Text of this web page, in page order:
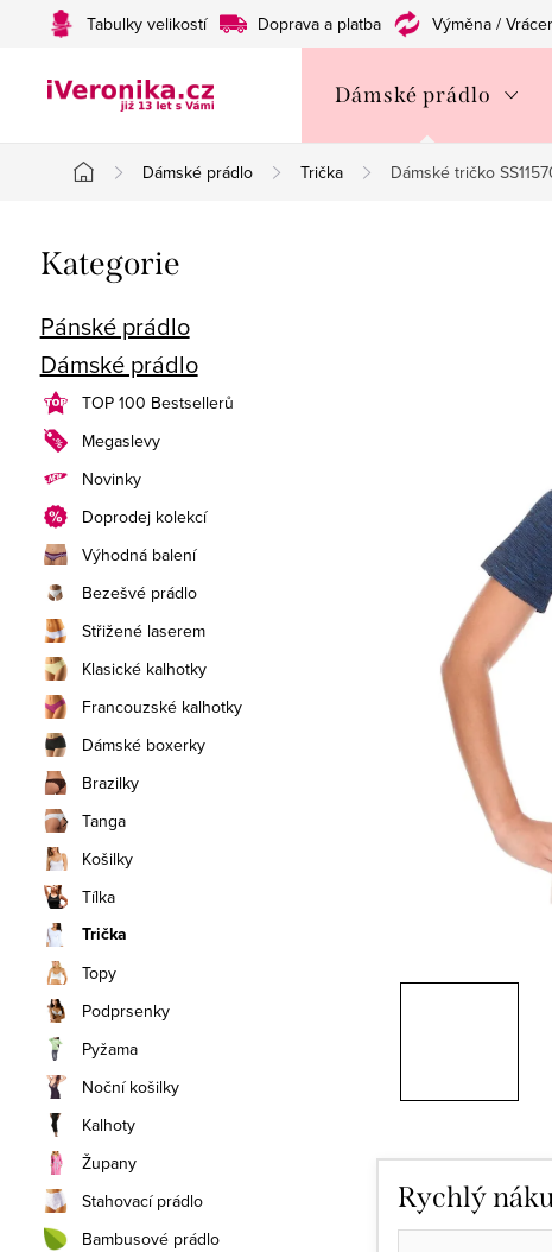
Tabulky velikostí Doprava a platba Výměna /
Dámské prádlo
Domů
Dámské prádlo Trička Dámské tričko
o
s
t
r
a
n
n
í
p
a
n
e
l
Přeskočit
kategorie
Kategorie
Pánské prádlo
Dámské prádlo
TOP 100 Bestsellerů
Megaslevy
Novinky
Doprodej kolekcí
Výhodná balení
Bezešvé prádlo
Střižené laserem
Klasické kalhotky
Francouzské kalhotky
Dámské boxerky
Brazilky
Tanga
Košilky
Tílka
Trička
Topy
Podprsenky
Pyžama
Noční košilky
Kalhoty
Župany
Stahovací prádlo
Bambusové prádlo
Rychlý